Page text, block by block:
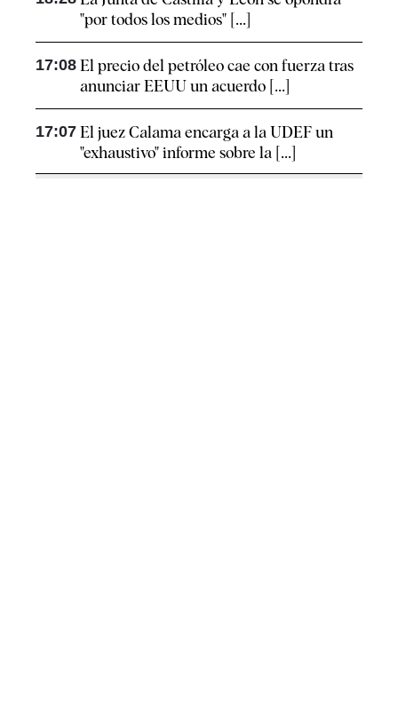
"por todos los medios" [...]
17:08 El precio del petróleo cae con fuerza tras
anunciar EEUU un acuerdo [...]
17:07 El juez Calama encarga a la UDEF un
"exhaustivo" informe sobre la [...]